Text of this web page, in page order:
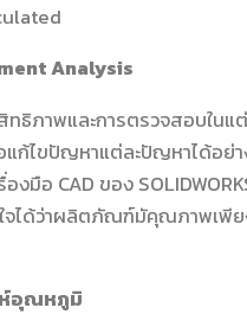
Analysis
ทธิภาพและการตรวจสอบในแ
ก้ไขปัญหาแต่ละปัญหาได้อย่า
องมือ CAD ของ
จได้ว่าผลิตภัณฑ์มัคุณภาพเพี
ห์อุณหภูมิ